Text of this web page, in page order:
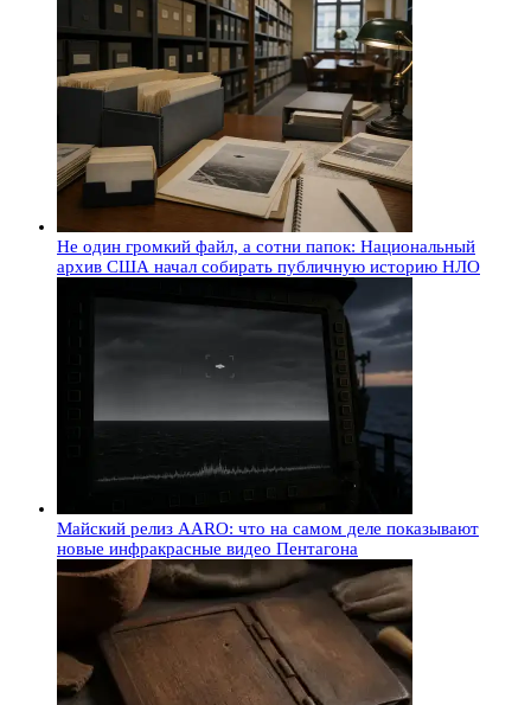
Не один громкий файл, а сотни папок: Национальный
архив США начал собирать публичную историю НЛО
Майский релиз AARO: что на самом деле показывают
новые инфракрасные видео Пентагона